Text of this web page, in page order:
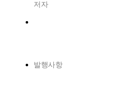
저자
발행사항